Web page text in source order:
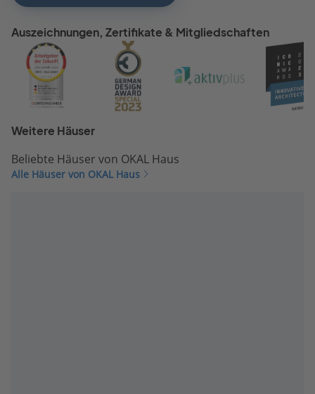
Auszeichnungen, Zertifikate & Mitgliedschaften
Weitere Häuser
Beliebte Häuser von OKAL Haus
Alle Häuser von OKAL Haus